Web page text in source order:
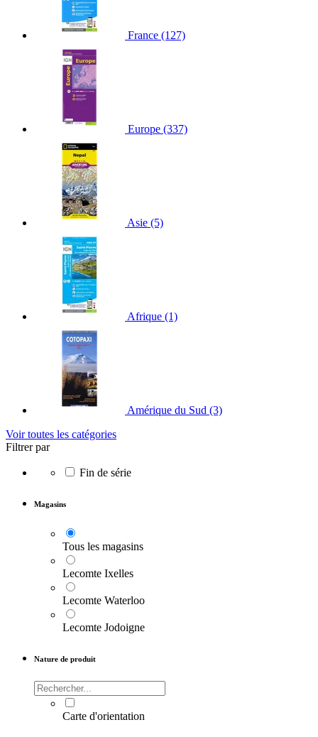
France (127)
Europe (337)
Asie (5)
Afrique (1)
Amérique du Sud (3)
Voir toutes les catégories
Filtrer par
Fin de série
Magasins
Tous les magasins
Lecomte Ixelles
Lecomte Waterloo
Lecomte Jodoigne
Nature de produit
Carte d'orientation